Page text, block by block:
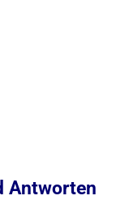
Antworten